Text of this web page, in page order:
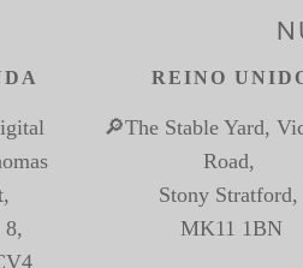
8,
REINO
🔎The Stable Yard,
Road,
Stony Stratford,
MK11 1BN